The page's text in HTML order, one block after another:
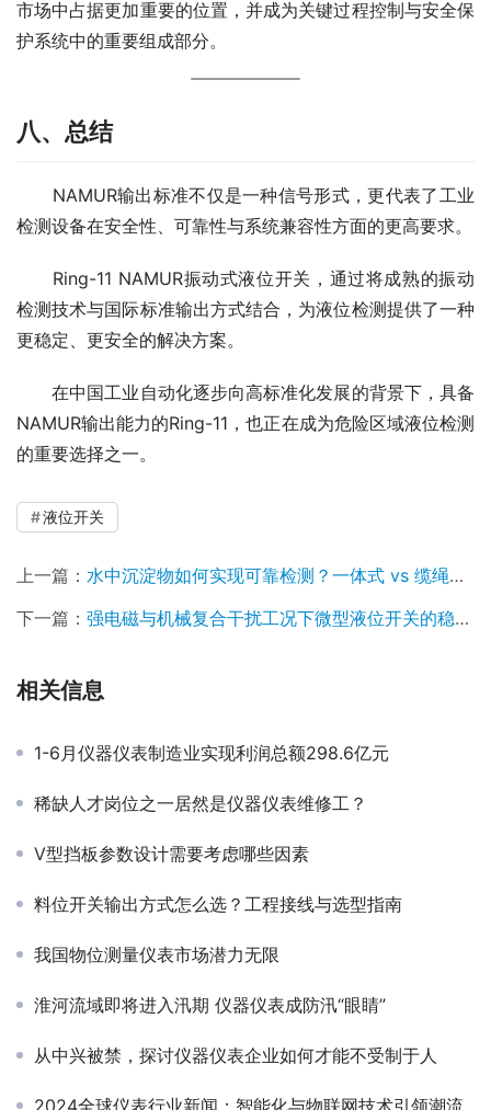
市场中占据更加重要的位置，并成为关键过程控制与安全保
护系统中的重要组成部分。
八、总结
NAMUR输出标准不仅是一种信号形式，更代表了工业
检测设备在安全性、可靠性与系统兼容性方面的更高要求。
Ring-11 NAMUR振动式液位开关，通过将成熟的振动
检测技术与国际标准输出方式结合，为液位检测提供了一种
更稳定、更安全的解决方案。
在中国工业自动化逐步向高标准化发展的背景下，具备
NAMUR输出能力的Ring-11，也正在成为危险区域液位检测
的重要选择之一。
液位开关
上一篇： 水中沉淀物如何实现可靠检测？一体式 vs 缆绳型振棒料位开关全面解析
下一篇： 强电磁与机械复合干扰工况下微型液位开关的稳定性设计研究——计为Ring-21
相关信息
1-6月仪器仪表制造业实现利润总额298.6亿元
稀缺人才岗位之一居然是仪器仪表维修工？
V型挡板参数设计需要考虑哪些因素
料位开关输出方式怎么选？工程接线与选型指南
我国物位测量仪表市场潜力无限
淮河流域即将进入汛期 仪器仪表成防汛“眼睛”
从中兴被禁，探讨仪器仪表企业如何才能不受制于人